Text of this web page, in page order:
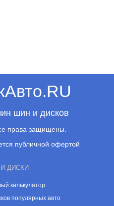
шин и дисков
права защищены.
публичной офертой
ДИСКИ
калькулятор
популярных авто